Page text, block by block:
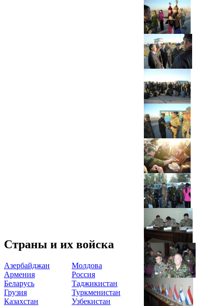
Страны и их войска
Азербайджан
Армения
Беларусь
Грузия
Казахстан
Молдова
Россия
Таджикистан
Туркменистан
Узбекистан